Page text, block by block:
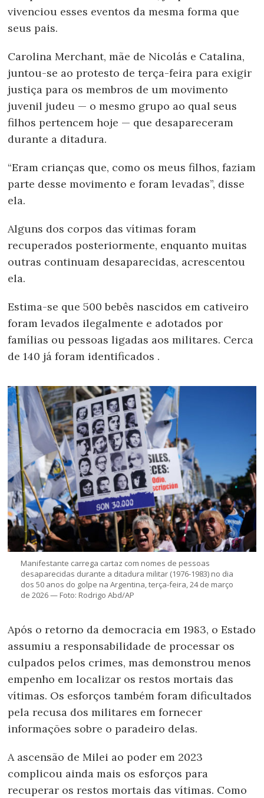
vivenciou esses eventos da mesma forma que
seus pais.
Carolina Merchant, mãe de Nicolás e Catalina,
juntou-se ao protesto de terça-feira para exigir
justiça para os membros de um movimento
juvenil judeu — o mesmo grupo ao qual seus
filhos pertencem hoje — que desapareceram
durante a ditadura.
“Eram crianças que, como os meus filhos, faziam
parte desse movimento e foram levadas”, disse
ela.
Alguns dos corpos das vítimas foram
recuperados posteriormente, enquanto muitas
outras continuam desaparecidas, acrescentou
ela.
Estima-se que 500 bebês nascidos em cativeiro
foram levados ilegalmente e adotados por
famílias ou pessoas ligadas aos militares. Cerca
de 140 já foram identificados .
Manifestante carrega cartaz com nomes de pessoas
desaparecidas durante a ditadura militar (1976-1983) no dia
dos 50 anos do golpe na Argentina, terça-feira, 24 de março
de 2026 — Foto: Rodrigo Abd/AP
Após o retorno da democracia em 1983, o Estado
assumiu a responsabilidade de processar os
culpados pelos crimes, mas demonstrou menos
empenho em localizar os restos mortais das
vítimas. Os esforços também foram dificultados
pela recusa dos militares em fornecer
informações sobre o paradeiro delas.
A ascensão de Milei ao poder em 2023
complicou ainda mais os esforços para
recuperar os restos mortais das vítimas. Como